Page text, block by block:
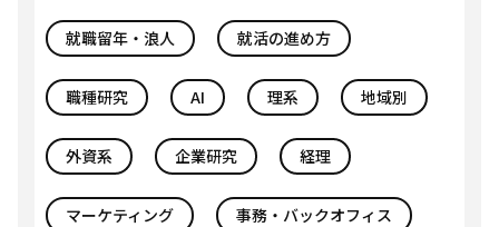
就職留年・浪人 就活の進め方
職種研究 AI 理系 地域別
外資系 企業研究 経理
マーケティング 事務・バックオフィス